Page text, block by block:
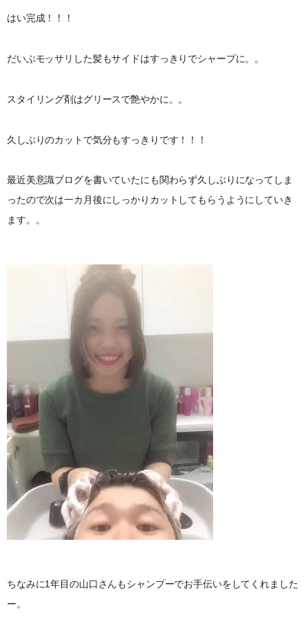
はい完成！！！
だいぶモッサリした髪もサイドはすっきりでシャープに。。
スタイリング剤はグリースで艶やかに。。
久しぶりのカットで気分もすっきりです！！！
最近美意識ブログを書いていたにも関わらず久しぶりになってしま
ったので次は一カ月後にしっかりカットしてもらうようにしていき
ます。。
ちなみに1年目の山口さんもシャンプーでお手伝いをしてくれました
ー。